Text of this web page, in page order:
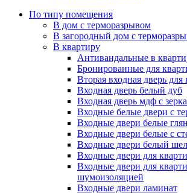
По типу помещения
В дом с терморазрывом
В загородный дом с
В квартиру
Антивандальные в
Бронированные для
Вторая входная дверь для
Входная дверь белый дуб
Входная дверь мдф с
Входные белые двери с
Входные двери белые
Входные двери белые с
Входные двери белый
Входные двери для
Входные двери для
шумоизоляцией
Входные двери ламинат